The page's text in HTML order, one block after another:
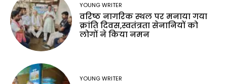
YOUNG WRITER
वरिष्ठ नागरिक स्थल पर मनाया गया
क्रांति दिवस,स्वतंत्रता सेनानियों को
लोगों ने किया नमन
YOUNG WRITER